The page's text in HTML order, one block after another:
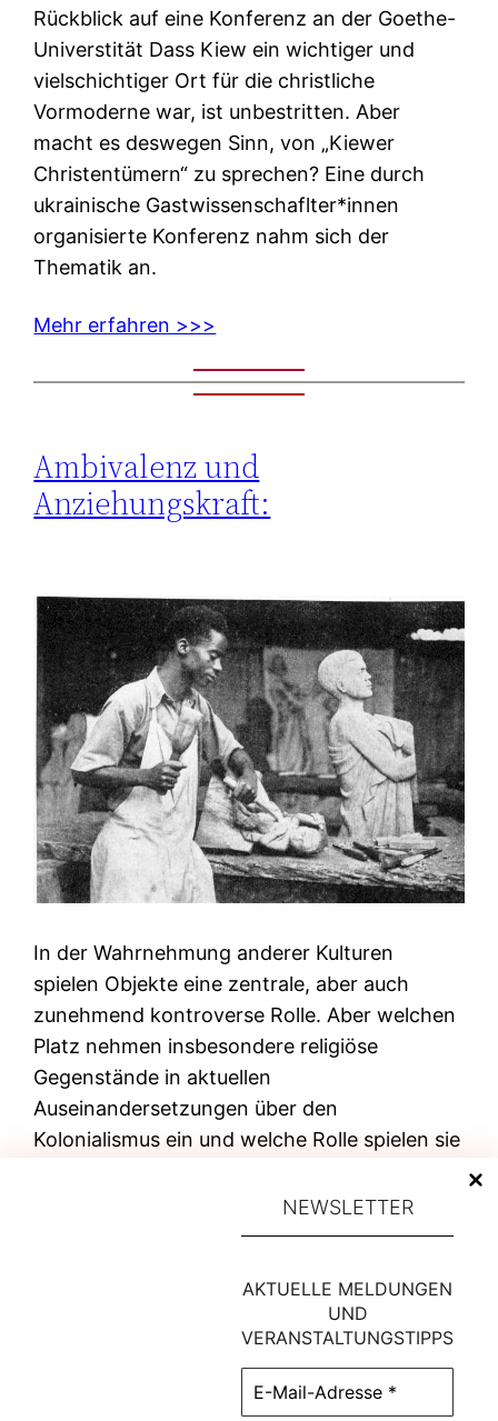
Rückblick auf eine Konferenz an der Goethe-
Universtität Dass Kiew ein wichtiger und
vielschichtiger Ort für die christliche
Vormoderne war, ist unbestritten. Aber
macht es deswegen Sinn, von „Kiewer
Christentümern“ zu sprechen? Eine durch
ukrainische Gastwissenschaflter*innen
organisierte Konferenz nahm sich der
Thematik an.
Mehr erfahren >>>
Ambivalenz und
Anziehungskraft:
In der Wahrnehmung anderer Kulturen
spielen Objekte eine zentrale, aber auch
zunehmend kontroverse Rolle. Aber welchen
Platz nehmen insbesondere religiöse
Gegenstände in aktuellen
Auseinandersetzungen über den
Kolonialismus ein und welche Rolle spielen sie
NEWSLETTER
AKTUELLE MELDUNGEN
UND
VERANSTALTUNGSTIPPS